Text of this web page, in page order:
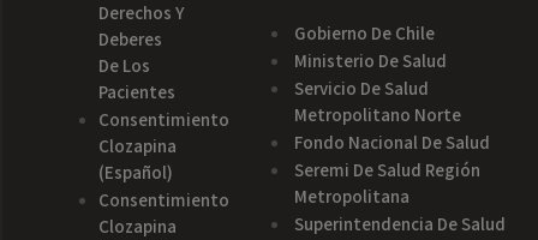
Derechos Y
Deberes
De Los
Pacientes
Consentimiento
Clozapina
(español)
Consentimiento
Clozapina
Gobierno De Chile
Ministerio De Salud
Servicio De Salud
Metropolitano Norte
Fondo Nacional De Salud
Seremi De Salud Región
Metropolitana
Superintendencia De Salud